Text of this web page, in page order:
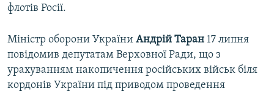
флотів Росії.
Міністр оборони України Андрій Таран 17 липня
повідомив депутатам Верховної Ради, що з
урахуванням накопичення російських військ біля
кордонів України під приводом проведення